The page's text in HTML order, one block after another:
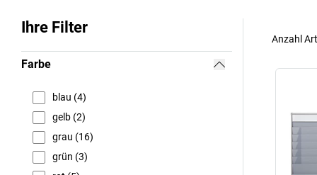
Ihre Filter
Farbe
blau (4)
gelb (2)
grau (16)
grün (3)
Anzahl